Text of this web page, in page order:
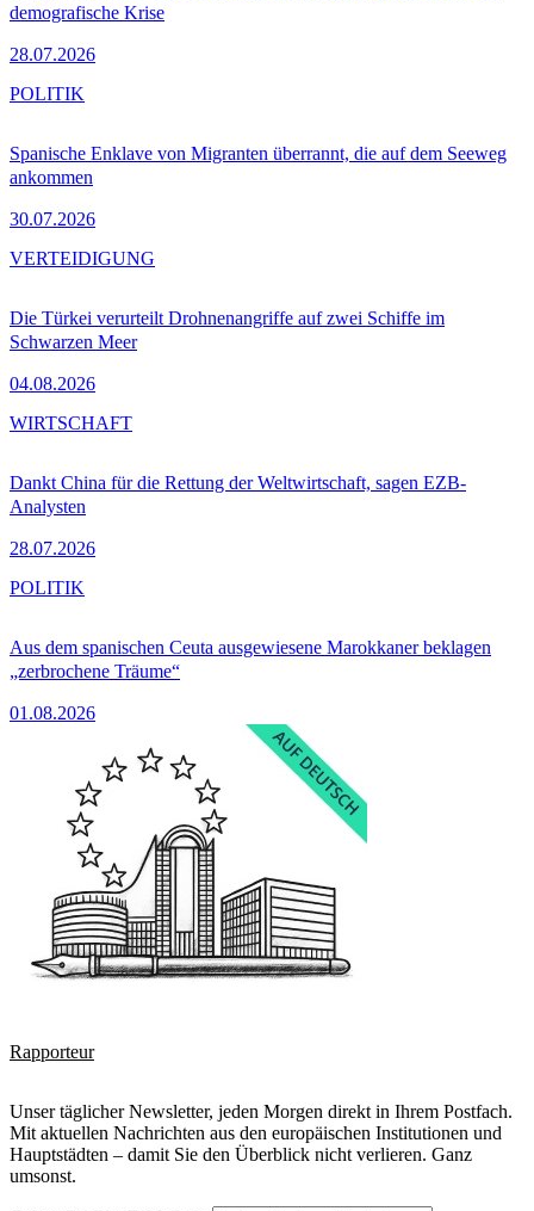
demografische Krise
28.07.2026
Spanische Enklave von Migranten überrannt, die auf dem Seeweg
ankommen
30.07.2026
POLITIK
Die Türkei verurteilt Drohnenangriffe auf zwei Schiffe im
Schwarzen Meer
04.08.2026
VERTEIDIGUNG
Dankt China für die Rettung der Weltwirtschaft, sagen EZB-
Analysten
28.07.2026
WIRTSCHAFT
Aus dem spanischen Ceuta ausgewiesene Marokkaner beklagen
„zerbrochene Träume“
01.08.2026
POLITIK
Rapporteur
Unser täglicher Newsletter, jeden Morgen direkt in Ihrem Postfach.
Mit aktuellen Nachrichten aus den europäischen Institutionen und
Hauptstädten – damit Sie den Überblick nicht verlieren. Ganz
umsonst.